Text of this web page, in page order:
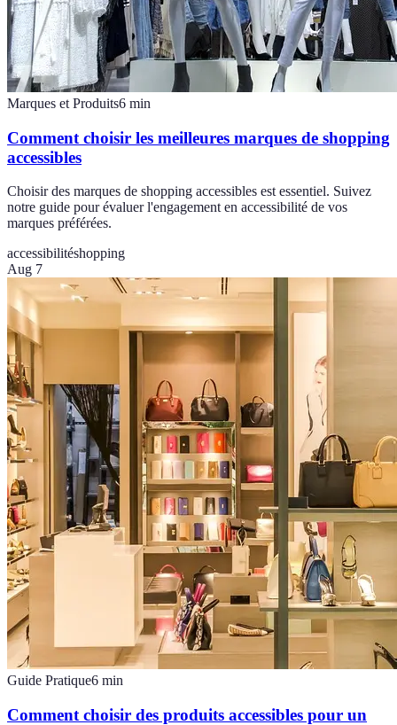
Marques et Produits6 min
Comment choisir les meilleures marques de shopping
accessibles
Choisir des marques de shopping accessibles est essentiel. Suivez
notre guide pour évaluer l'engagement en accessibilité de vos
marques préférées.
accessibilitéshopping
Aug 7
Guide Pratique6 min
Comment choisir des produits accessibles pour un